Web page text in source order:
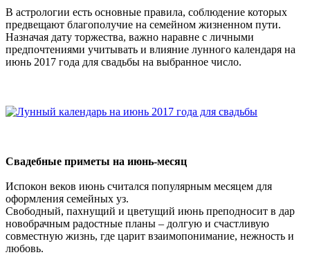
В астрологии есть основные правила, соблюдение которых
предвещают благополучие на семейном жизненном пути.
Назначая дату торжества, важно наравне с личными
предпочтениями учитывать и влияние лунного календаря на
июнь 2017 года для свадьбы на выбранное число.
Свадебные приметы на июнь-месяц
Испокон веков июнь считался популярным месяцем для
оформления семейных уз.
Свободный, пахнущий и цветущий июнь преподносит в дар
новобрачным радостные планы – долгую и счастливую
совместную жизнь, где царит взаимопонимание, нежность и
любовь.